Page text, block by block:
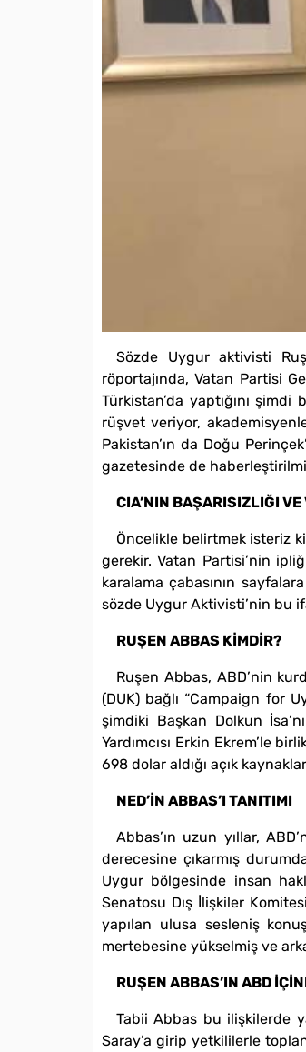
Sözde Uygur aktivisti
röportajında, Vatan Partisi
Türkistan’da yaptığını
rüşvet veriyor,
Pakistan’ın da Doğu
gazetesinde de
CIA’NIN BAŞARISIZLIĞI VE
Öncelikle belirtmek isteriz
gerekir. Vatan Partisi’nin
karalama çabasının
sözde Uygur Aktivisti’nin bu
RUŞEN ABBAS KİMDİR?
Ruşen Abbas, ABD’nin
(DUK) bağlı “Campaign for
şimdiki Başkan Dolkun
Yardımcısı Erkin Ekrem’le
698 dolar aldığı açık
NED’İN ABBAS’I TANITIMI
Abbas’ın uzun yıllar,
derecesine çıkarmış
Uygur bölgesinde insan
Senatosu Dış İlişkiler
yapılan ulusa sesleniş
mertebesine yükselmiş ve
RUŞEN ABBAS’IN ABD
Tabii Abbas bu ilişkilerde
Saray’a girip yetkililerle